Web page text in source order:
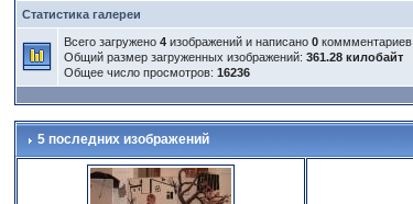
Статистика галереи
Всего загружено4 изображений и написано0 коммментариев.
Общий размер загруженных изображений:361.28 килобайт
Общее число просмотров:16236
5 последних изображений